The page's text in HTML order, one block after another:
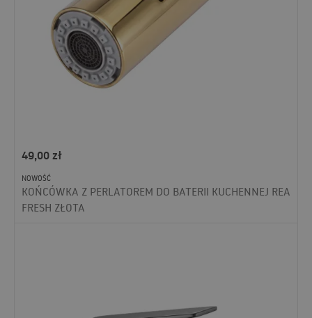
49,00zł
NOWOŚĆ
KOŃCÓWKA Z PERLATOREM DO BATERII KUCHENNEJ REA
FRESH ZŁOTA